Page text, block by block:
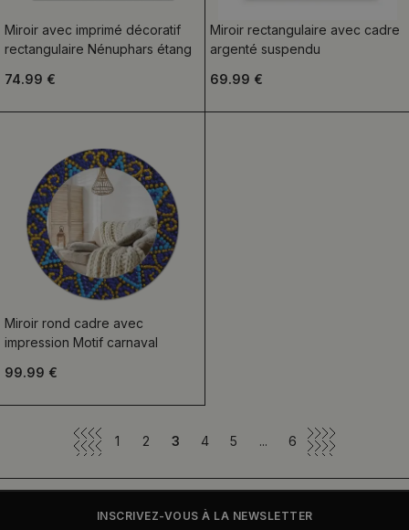
Miroir avec imprimé décoratif
rectangulaire Nénuphars étang
74.99 €
Miroir rectangulaire avec cadre
argenté suspendu
69.99 €
Miroir rond cadre avec
impression Motif carnaval
99.99 €
1 2 3 4 5 ... 6
INSCRIVEZ-VOUS À LA NEWSLETTER